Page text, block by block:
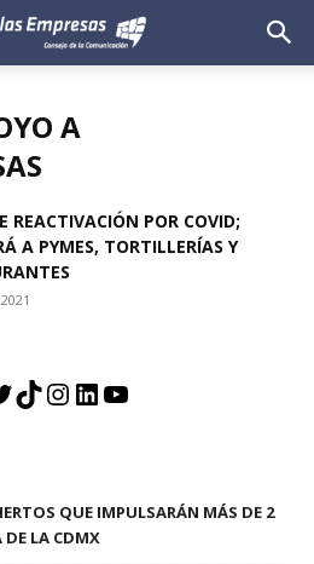
A
REACTIVACIÓN POR COVID;
A PYMES, TORTILLERÍAS Y
TikTok
Instagram
LinkedIn
YouTube
QUE IMPULSARÁN MÁS DE 2
LA CDMX